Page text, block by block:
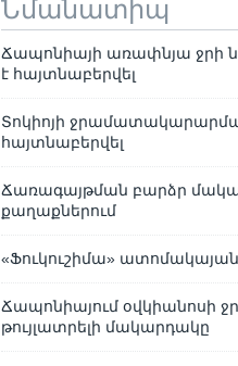
Նմանատիպ
Ճապոնիայի առափնյա ջրի
է հայտնաբերվել
Տոկիոյի
հայտնաբերվել
Ճառագայթման բարձր
քաղաքներում
«Ֆուկուշիմա»
Ճապոնիայում օվկիանոսի
թույլատրելի մակարդակը